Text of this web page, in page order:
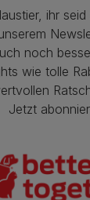
ihr
noch
wie tolle
Jetzt